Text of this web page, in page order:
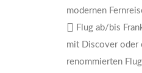
modernen
Flug ab/bis
mit Discover oder
renommierten